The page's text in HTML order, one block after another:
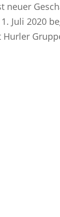
neuer
Juli 2020